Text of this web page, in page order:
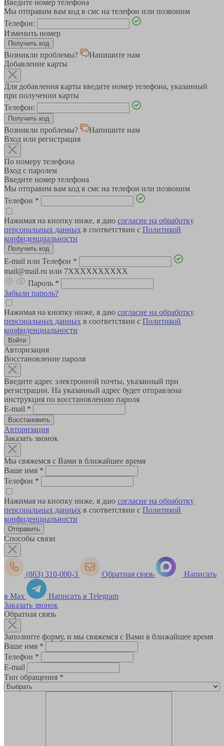
Введите номер телефона
Мы отправим вам код в смс на телефон или позвоним
Телефон:
Изменить номер
Возникли проблемы?
Напишите нам
Добавление карты
Для добавления карты введите номер телефона, указанный
при получении карты
Телефон:
Возникли проблемы?
Напишите нам
Вход или регистрация
По номеру телефона
Вход с паролем
Введите номер телефона
Мы отправим вам код в смс на телефон или позвоним
Телефон *
Нажимая на кнопку ниже, я даю согласие на обработку
персональных данных в соответствии с Политикой
конфиденциальности
E-mail или Телефон *
mail@mail.ru или 7XXXXXXXXXX
Пароль *
Забыли пароль?
Нажимая на кнопку ниже, я даю согласие на обработку
персональных данных в соответствии с Политикой
конфиденциальности
Авторизация
Восстановление пароля
Введите адрес электронной почты, указанный при
регистрации. На указанный адрес будет отправлена
инструкция по восстановлению пароля
E-mail *
Авторизация
Заказать звонок
Мы свяжемся с Вами в ближайшее время
Ваше имя *
Телефон *
Нажимая на кнопку ниже, я даю согласие на обработку
персональных данных в соответствии с Политикой
конфиденциальности
Способы связи
(863) 310-000-3 Обратная связь Написать
в Max
Написать в Telegram
Заказать звонок
Обратная связь
Заполните форму, и мы свяжемся с Вами в ближайшее время
Ваше имя *
Телефон *
E-mail
Тип обращения *